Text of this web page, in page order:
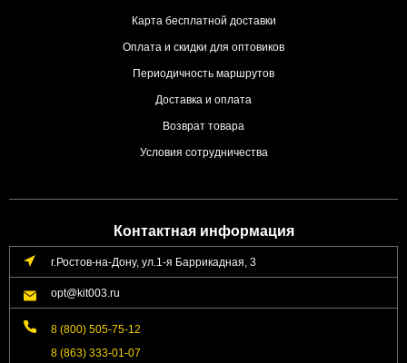
Карта бесплатной доставки
Оплата и скидки для оптовиков
Периодичность маршрутов
Доставка и оплата
Возврат товара
Условия сотрудничества
Контактная информация
г.Ростов-на-Дону, ул.1-я Баррикадная, 3
opt@kit003.ru
8 (800) 505-75-12
8 (863) 333-01-07